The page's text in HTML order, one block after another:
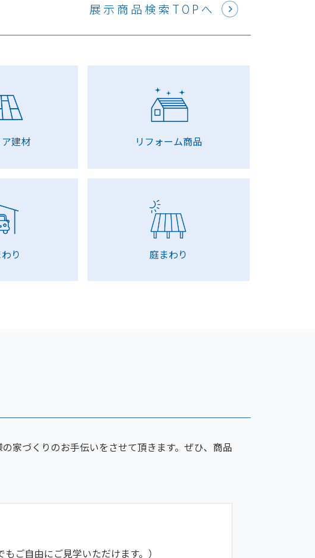
展示商品検索TOPへ
建材 リフォーム商品
り 庭まわり
家づくりのお手伝いをさせて頂きます。ぜひ、商品
ご自由にご見学いただけます。）